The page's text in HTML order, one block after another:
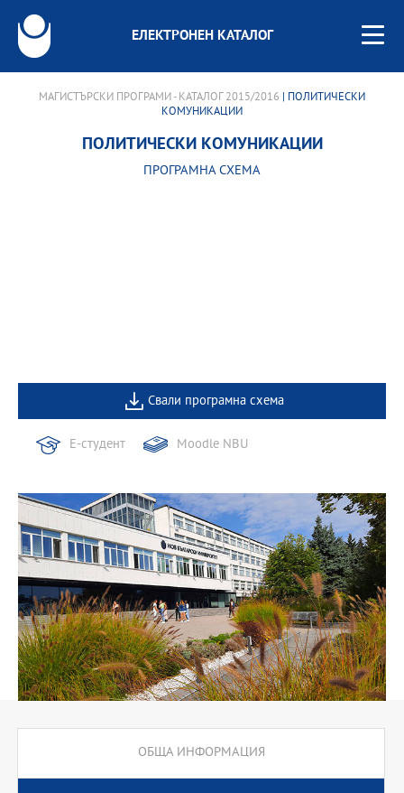
ЕЛЕКТРОНЕН КАТАЛОГ
МАГИСТЪРСКИ ПРОГРАМИ - КАТАЛОГ 2015/2016 | ПОЛИТИЧЕСКИ
КОМУНИКАЦИИ
ПОЛИТИЧЕСКИ КОМУНИКАЦИИ
ПРОГРАМНА СХЕМА
Свали програмна схема
Е-студент Moodle NBU
ОБЩА ИНФОРМАЦИЯ